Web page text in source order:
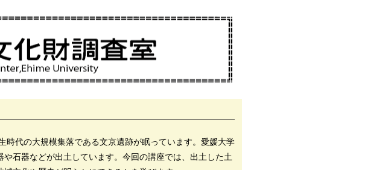
代の大規模集落である文京遺跡が眠っています。愛媛大学
石器などが出土しています。今回の講座では、出土した土